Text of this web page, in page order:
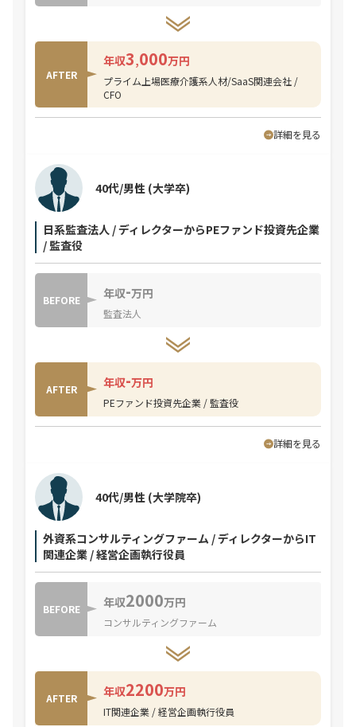
AFTER
年収3,000万円
プライム上場医療介護系人材/SaaS関連会社 /
CFO
詳細を見る
日系監査法人 / ディレクターからPEファンド投資先企業
/ 監査役
40代/男性 (大学卒)
BEFORE 年収-万円
監査法人
AFTER 年収-万円
PEファンド投資先企業 / 監査役
詳細を見る
外資系コンサルティングファーム / ディレクターからIT
関連企業 / 経営企画執行役員
40代/男性 (大学院卒)
BEFORE 年収2000万円
コンサルティングファーム
AFTER 年収2200万円
IT関連企業 / 経営企画執行役員